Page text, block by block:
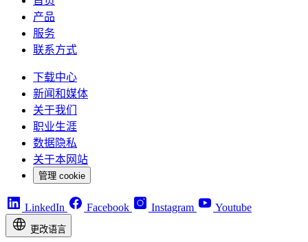
产品
服务
联系方式
下载中心
新闻和媒体
关于我们
职业生涯
数据隐私
关于本网站
管理 cookie
LinkedIn Facebook Instagram Youtube
更改语言